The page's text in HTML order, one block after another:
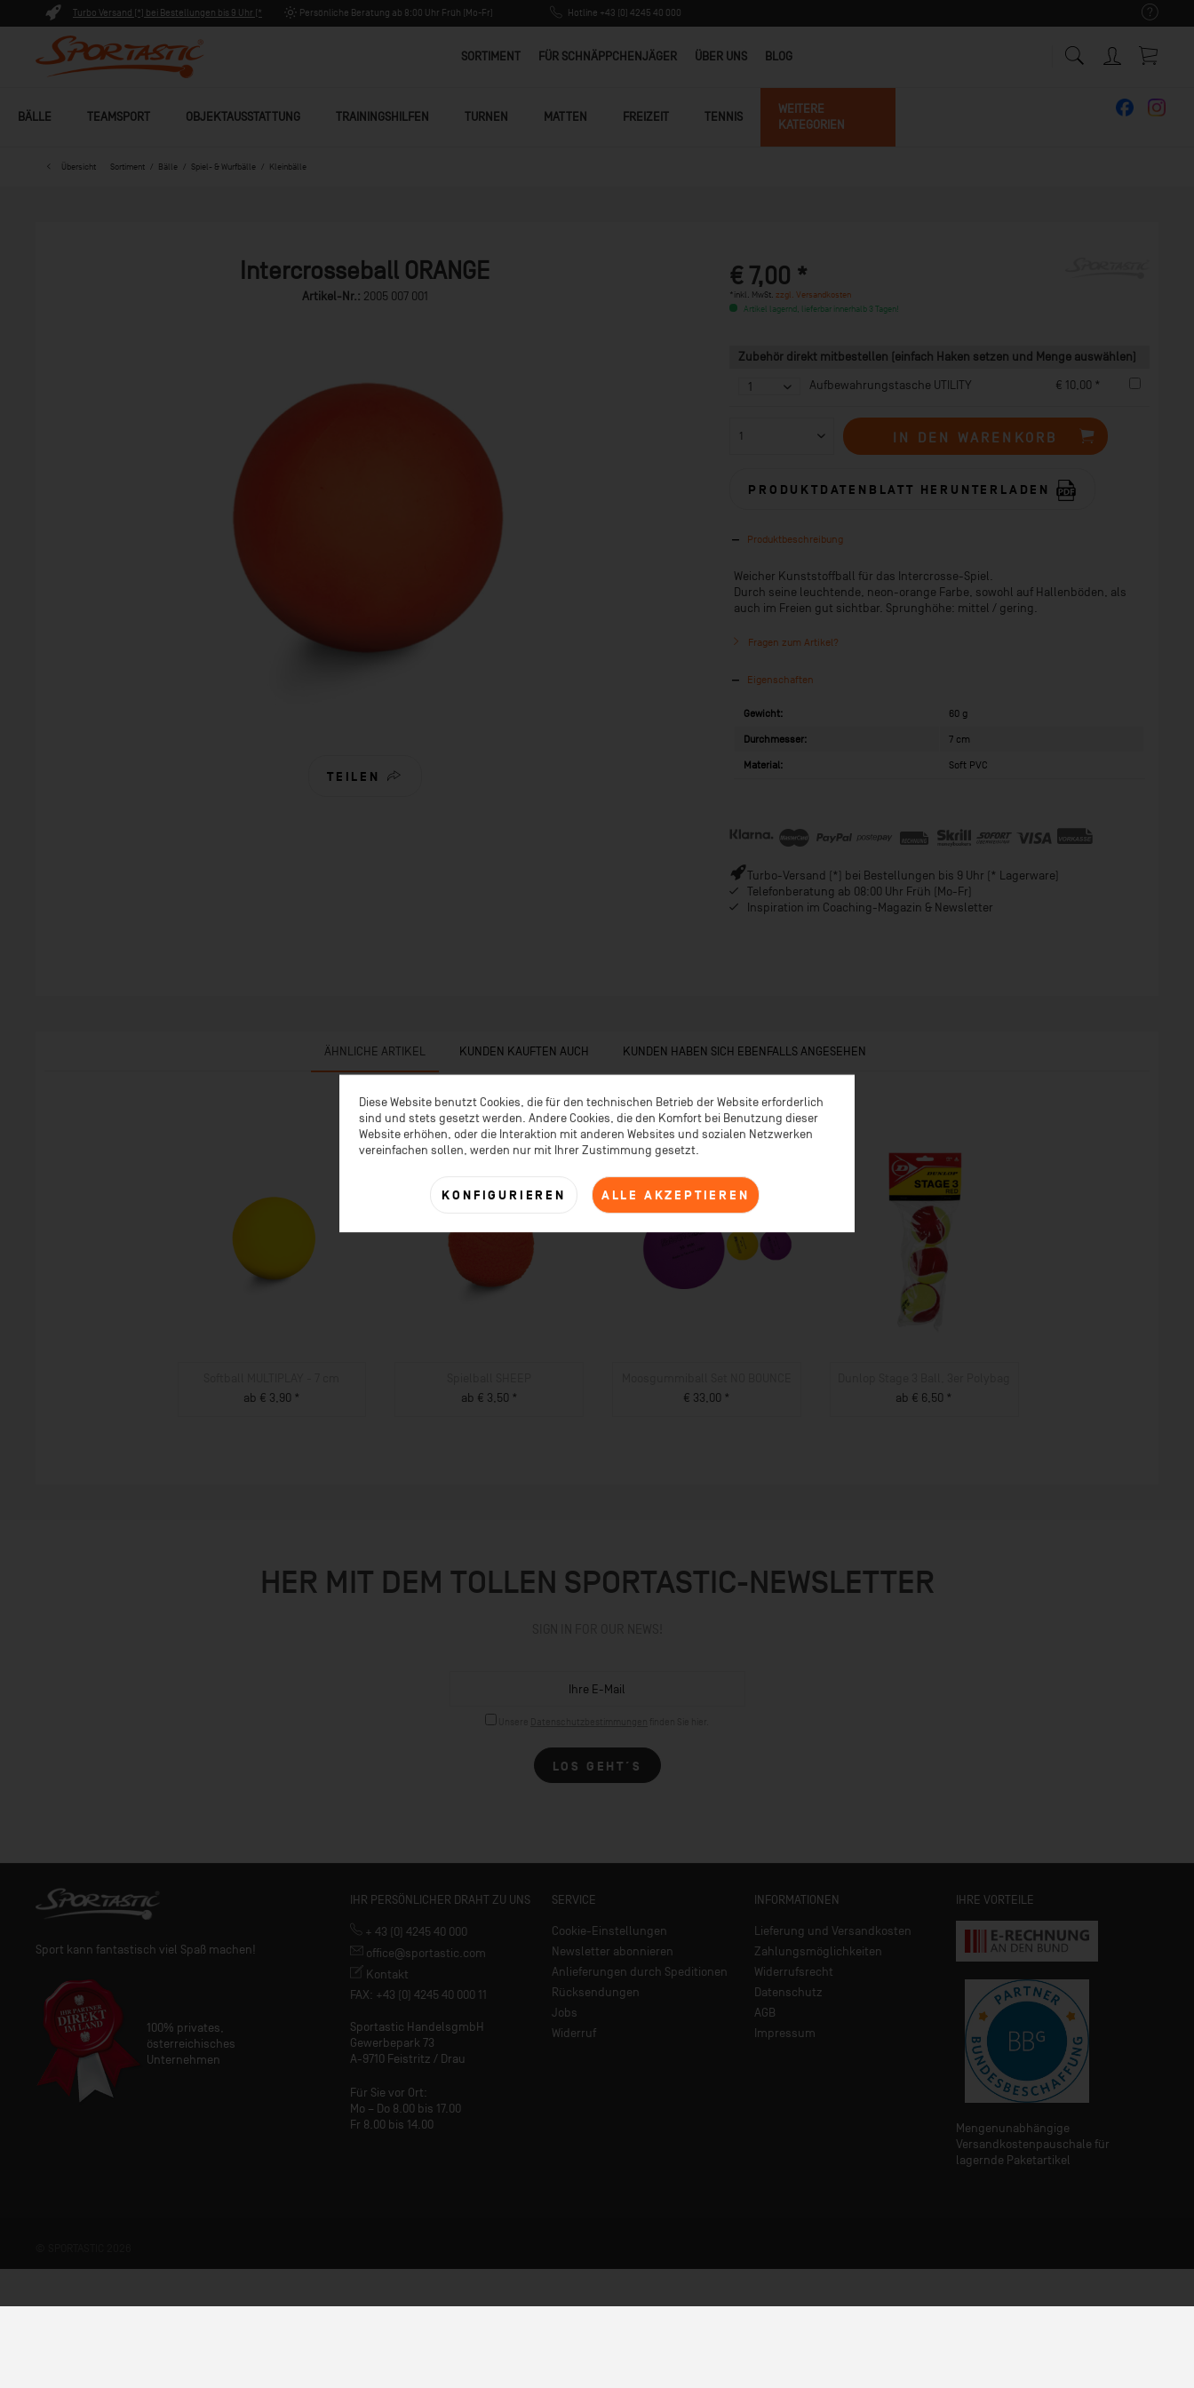
Turbo Versand (*) bei Bestellungen bis 9 Uhr (*
Persönliche Beratung ab 8:00 Uhr Früh (Mo-Fr) Hotline +43 (0) 4245 40 000
SORTIMENT FÜR SCHNÄPPCHENJÄGER ÜBER UNS BLOG
BÄLLE TEAMSPORT OBJEKTAUSSTATTUNG TRAININGSHILFEN TURNEN MATTEN FREIZEIT TENNIS
WEITERE
KATEGORIEN
Übersicht Sortiment Bälle Spiel- & Wurfbälle Kleinbälle
Intercrosseball ORANGE
Artikel-Nr.: 2005 007 001
TEILEN
€ 7,00 *
*inkl. MwSt.zzgl. Versandkosten
Artikel lagernd, lieferbar innerhalb 3 Tagen!
Zubehör direkt mitbestellen (einfach Haken setzen und Menge auswählen)
Aufbewahrungstasche UTILITY € 10,00 *
IN DEN WARENKORB
PRODUKTDATENBLATT HERUNTERLADEN
Produktbeschreibung
Weicher Kunststoffball für das Intercrosse-Spiel.
Durch seine leuchtende, neon-orange Farbe, sowohl auf Hallenböden, als
auch im Freien gut sichtbar. Sprunghöhe: mittel / gering.
Fragen zum Artikel?
Eigenschaften
Gewicht: 60 g
Durchmesser: 7 cm
Material: Soft PVC
Turbo-Versand (*) bei Bestellungen bis 9 Uhr (* Lagerware)
Telefonberatung ab 08:00 Uhr Früh (Mo-Fr)
Inspiration im Coaching-Magazin & Newsletter
ÄHNLICHE ARTIKEL KUNDEN KAUFTEN AUCH KUNDEN HABEN SICH EBENFALLS ANGESEHEN
ab € 3,90 *
ab € 3,50 *
€ 33,00 *
ab € 6,50 *
HER MIT DEM TOLLEN SPORTASTIC-NEWSLETTER
LOS GEHT´S
Sport kann fantastisch viel Spaß machen!
100% privates,
österreichisches
Unternehmen
IHR PERSÖNLICHER DRAHT ZU UNS
+ 43 (0) 4245 40 000
office@sportastic.com
Kontakt
FAX: +43 (0) 4245 40 000 11
Sportastic HandelsgmbH
Gewerbepark 73
A-9710 Feistritz / Drau
Für Sie vor Ort:
Mo – Do 8.00 bis 17.00
Fr 8.00 bis 14.00
SERVICE
Cookie-Einstellungen
Newsletter abonnieren
Anlieferungen durch Speditionen
Rücksendungen
Jobs
Widerruf
INFORMATIONEN
Lieferung und Versandkosten
Zahlungsmöglichkeiten
Widerrufsrecht
Datenschutz
AGB
Impressum
IHRE VORTEILE
Mengenunabhängige
Versandkostenpauschale für
lagernde Paketartikel
Diese Website benutzt Cookies, die für den technischen Betrieb der Website erforderlich
sind und stets gesetzt werden. Andere Cookies, die den Komfort bei Benutzung dieser
Website erhöhen, oder die Interaktion mit anderen Websites und sozialen Netzwerken
vereinfachen sollen, werden nur mit Ihrer Zustimmung gesetzt.
ALLE AKZEPTIEREN
KONFIGURIEREN